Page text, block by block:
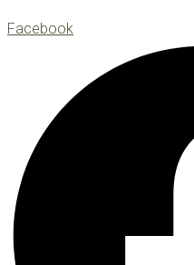
Facebook